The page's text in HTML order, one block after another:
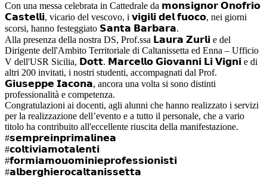
Con una messa celebrata in Cattedrale da 𝗺𝗼𝗻𝘀𝗶𝗴𝗻𝗼𝗿 𝗢𝗻𝗼𝗳𝗿𝗶𝗼
𝗖𝗮𝘀𝘁𝗲𝗹𝗹𝗶, vicario del vescovo, i 𝘃𝗶𝗴𝗶𝗹𝗶 𝗱𝗲𝗹 𝗳𝘂𝗼𝗰𝗼, nei giorni
scorsi, hanno festeggiato 𝗦𝗮𝗻𝘁𝗮 𝗕𝗮𝗿𝗯𝗮𝗿𝗮.
Alla presenza della nostra DS, Prof.ssa 𝗟𝗮𝘂𝗿𝗮 𝗭𝘂𝗿𝗹𝗶 e del
Dirigente dell'Ambito Territoriale di Caltanissetta ed Enna – Ufficio
V dell'USR Sicilia, 𝗗𝗼𝘁𝘁. 𝗠𝗮𝗿𝗰𝗲𝗹𝗹𝗼 𝗚𝗶𝗼𝘃𝗮𝗻𝗻𝗶 𝗟𝗶 𝗩𝗶𝗴𝗻𝗶 e di
altri 200 invitati, i nostri studenti, accompagnati dal Prof.
𝗚𝗶𝘂𝘀𝗲𝗽𝗽𝗲 𝗜𝗮𝗰𝗼𝗻𝗮, ancora una volta si sono distinti
professionalità e competenza.
Congratulazioni ai docenti, agli alunni che hanno realizzato i servizi
per la realizzazione dell’evento e a tutto il personale, che a vario
titolo ha contribuito all'eccellente riuscita della manifestazione.
#𝘀𝗲𝗺𝗽𝗿𝗲𝗶𝗻𝗽𝗿𝗶𝗺𝗮𝗹𝗶𝗻𝗲𝗮
#𝗰𝗼𝗹𝘁𝗶𝘃𝗶𝗮𝗺𝗼𝘁𝗮𝗹𝗲𝗻𝘁𝗶
#𝗳𝗼𝗿𝗺𝗶𝗮𝗺𝗼𝘂𝗼𝗺𝗶𝗻𝗶𝗲𝗽𝗿𝗼𝗳𝗲𝘀𝘀𝗶𝗼𝗻𝗶𝘀𝘁𝗶
#𝗮𝗹𝗯𝗲𝗿𝗴𝗵𝗶𝗲𝗿𝗼𝗰𝗮𝗹𝘁𝗮𝗻𝗶𝘀𝘀𝗲𝘁𝘁𝗮